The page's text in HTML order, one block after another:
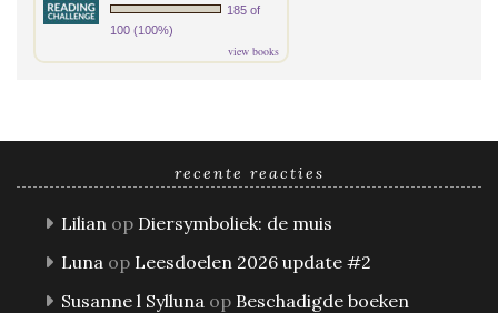
185 of
100 (100%)
view books
recente reacties
Lilian op Diersymboliek: de muis
Luna op Leesdoelen 2026 update #2
Susanne l Sylluna op Beschadigde boeken